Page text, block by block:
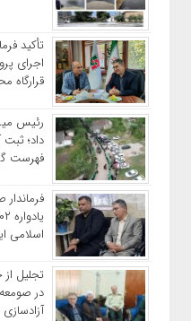
تأکید
اجرای
قرارگاه
رئیس
داد؛
فهرست
اسلامی
تجلیل از
در